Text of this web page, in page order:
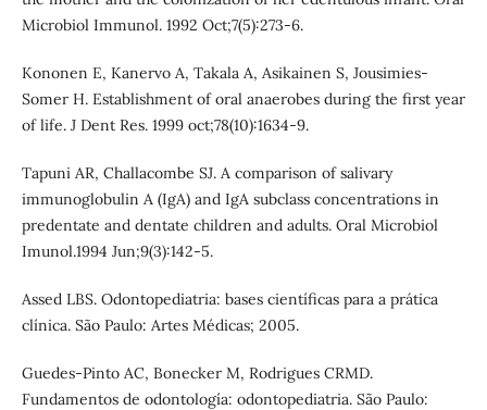
Microbiol Immunol. 1992 Oct;7(5):273-6.
Kononen E, Kanervo A, Takala A, Asikainen S, Jousimies-
Somer H. Establishment of oral anaerobes during the first year
of life. J Dent Res. 1999 oct;78(10):1634-9.
Tapuni AR, Challacombe SJ. A comparison of salivary
immunoglobulin A (IgA) and IgA subclass concentrations in
predentate and dentate children and adults. Oral Microbiol
Imunol.1994 Jun;9(3):142-5.
Assed LBS. Odontopediatria: bases científicas para a prática
clínica. São Paulo: Artes Médicas; 2005.
Guedes-Pinto AC, Bonecker M, Rodrigues CRMD.
Fundamentos de odontología: odontopediatria. São Paulo: